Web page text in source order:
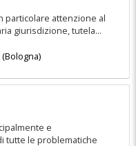
particolare attenzione al
giurisdizione, tutela...
(Bologna)
e
tutte le problematiche